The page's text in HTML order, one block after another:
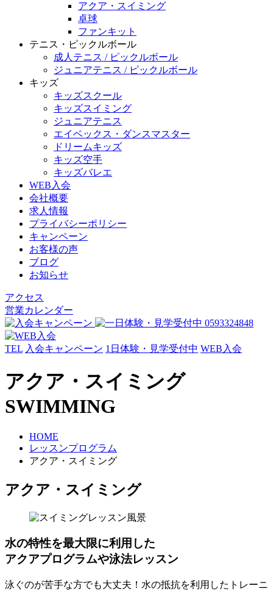
アクア・スイミング
卓球
ファンキット
テニス・ピックルボール
成人テニス / ピックルボール
ジュニアテニス / ピックルボール
キッズ
キッズスクール
キッズスイミング
ジュニアテニス
エイベックス・ダンスマスター
ドリームキッズ
キッズ空手
キッズバレエ
WEB入会
会社概要
求人情報
プライバシーポリシー
キャンペーン
お客様の声
ブログ
お知らせ
アクセス
営業カレンダー
TEL 入会キャンペーン 1日体験・見学受付中 WEB入会
アクア・スイミング
SWIMMING
HOME
レッスンプログラム
アクア・スイミング
アクア・スイミング
水の特性を最大限に利用した
アクアプログラムや泳法レッスン
泳ぐのが苦手な方でも大丈夫！水の抵抗を利用したトレーニ